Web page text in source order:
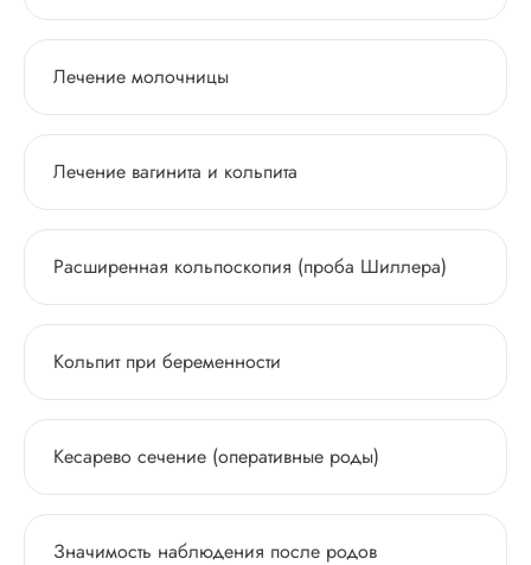
Лечение молочницы
Лечение вагинита и кольпита
Расширенная кольпоскопия (проба Шиллера)
Кольпит при беременности
Кесарево сечение (оперативные роды)
Значимость наблюдения после родов